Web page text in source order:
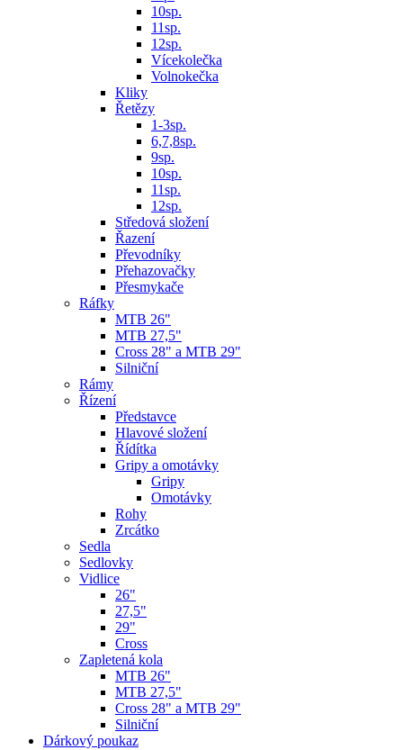
10sp.
11sp.
12sp.
Vícekolečka
Volnokečka
Kliky
Řetězy
1-3sp.
6,7,8sp.
9sp.
10sp.
11sp.
12sp.
Středová složení
Řazení
Převodníky
Přehazovačky
Přesmykače
Ráfky
MTB 26"
MTB 27,5"
Cross 28" a MTB 29"
Silniční
Rámy
Řízení
Představce
Hlavové složení
Řídítka
Gripy a omotávky
Gripy
Omotávky
Rohy
Zrcátko
Sedla
Sedlovky
Vidlice
26"
27,5"
29"
Cross
Zapletená kola
MTB 26"
MTB 27,5"
Cross 28" a MTB 29"
Silniční
Dárkový poukaz